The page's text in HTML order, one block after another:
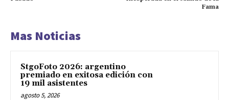
Fama
Mas Noticias
StgoFoto 2026: argentino
premiado en exitosa edición con
19 mil asistentes
agosto 5, 2026